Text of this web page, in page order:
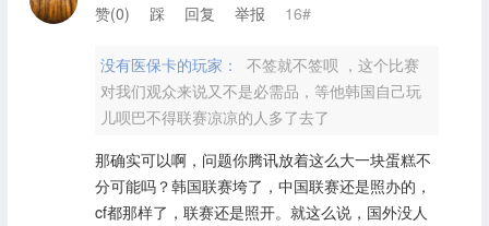
赞(0) 踩 回复 举报 16#
没有医保卡的玩家：
不签就不签呗 ，这个比赛
对我们观众来说又不是必需品，等他韩国自己玩
儿呗巴不得联赛凉凉的人多了去了
那确实可以啊，问题你腾讯放着这么大一块蛋糕不
分可能吗？韩国联赛垮了，中国联赛还是照办的，
cf都那样了，联赛还是照开。就这么说，国外没人